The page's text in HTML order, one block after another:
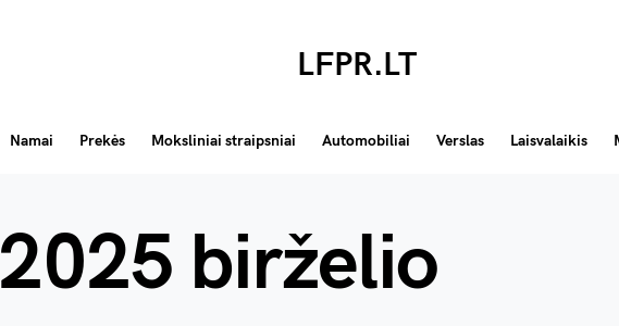
LFPR.LT
Namai Prekės Moksliniai straipsniai Automobiliai Verslas Laisvalaikis
2025 birželio